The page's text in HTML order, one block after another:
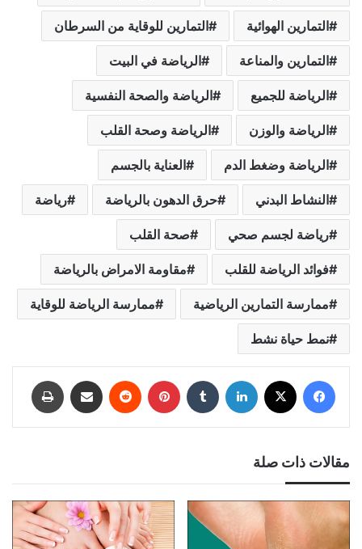
التمارين الهوائية التمارين للوقاية من السرطان
التمارين والمناعة الرياضة في البيت
الرياضة للجميع الرياضة والصحة النفسية
الرياضة والوزن الرياضة وصحة القلب
الرياضة وضغط الدم العناية بالجسم
النشاط البدني حرق الدهون بالرياضة رياضة
رياضة لجسم صحي صحة القلب
فوائد الرياضة للقلب مقاومة الامراض بالرياضة
ممارسة التمارين الرياضية ممارسة الرياضة للوقاية
نمط حياة نشط
مقالات ذات صلة